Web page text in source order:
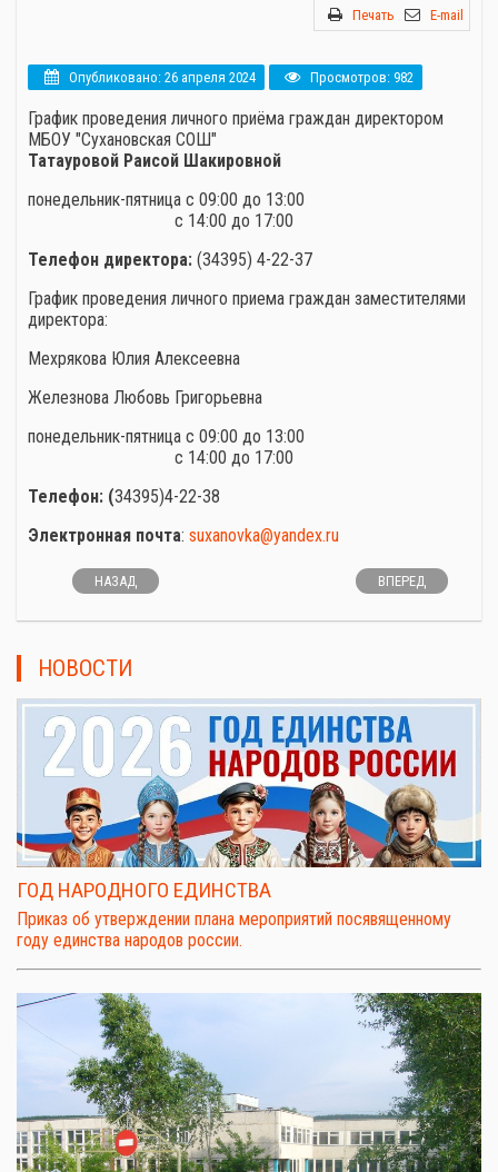
Печать E-mail
Опубликовано: 26 апреля 2024 Просмотров: 982
График проведения личного приёма граждан директором
МБОУ "Сухановская СОШ"
Татауровой Раисой Шакировной
понедельник-пятница с 09:00 до 13:00
с 14:00 до 17:00
Телефон директора: (34395) 4-22-37
График проведения личного приема граждан заместителями
директора:
Мехрякова Юлия Алексеевна
Железнова Любовь Григорьевна
понедельник-пятница с 09:00 до 13:00
с 14:00 до 17:00
Телефон: (34395)4-22-38
Электронная почта: suxanovka@yandex.ru
НАЗАД ВПЕРЕД
НОВОСТИ
ГОД НАРОДНОГО ЕДИНСТВА
Приказ об утверждении плана мероприятий посявященному
году единства народов россии.